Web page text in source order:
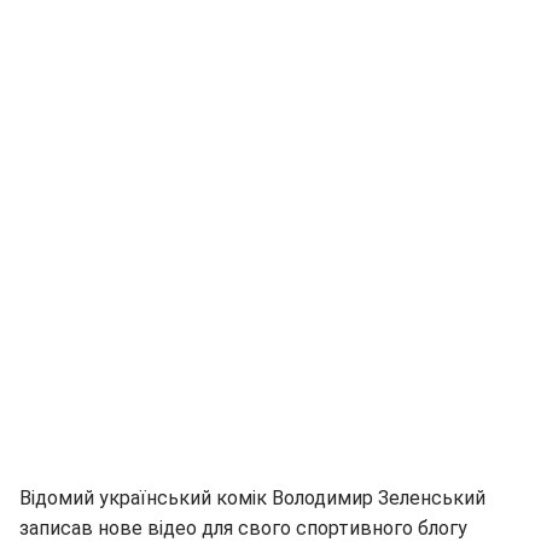
Відомий український комік Володимир Зеленський
записав нове відео для свого спортивного блогу